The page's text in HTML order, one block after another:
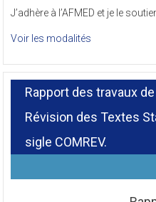
J’adhère à l’AFMED et je le
Voir les modalités
Rapport des travaux
Révision des Textes
sigle COMREV.